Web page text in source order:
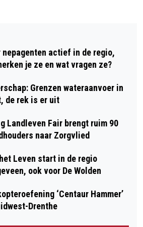
NAAR KUNSTDORP
OPENT
VAN
nepagenten actief in de regio,
je ze en wat vragen ze?
Grenzen wateraanvoer in
de rek is er uit
Landleven Fair brengt ruim 90
naar Zorgvlied
Leven start in de regio
ook voor De Wolden
‘Centaur Hammer’
Drenthe